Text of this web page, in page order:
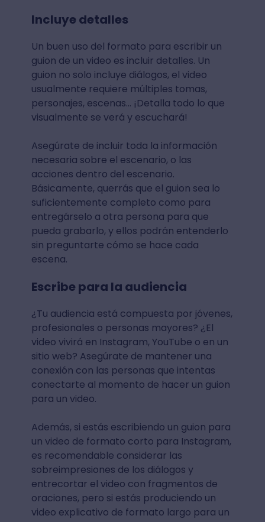
Incluye detalles
Un buen uso del formato para escribir un
guion de un video es incluir detalles. Un
guion no solo incluye diálogos, el video
usualmente requiere múltiples tomas,
personajes, escenas… ¡Detalla todo lo que
visualmente se verá y escuchará!
Asegúrate de incluir toda la información
necesaria sobre el escenario, o las
acciones dentro del escenario.
Básicamente, querrás que el guion sea lo
suficientemente completo como para
entregárselo a otra persona para que
pueda grabarlo, y ellos podrán entenderlo
sin preguntarte cómo se hace cada
escena.
Escribe para la audiencia
¿Tu audiencia está compuesta por jóvenes,
profesionales o personas mayores? ¿El
video vivirá en Instagram, YouTube o en un
sitio web? Asegúrate de mantener una
conexión con las personas que intentas
conectarte al momento de hacer un guion
para un video.
Además, si estás escribiendo un guion para
un video de formato corto para Instagram,
es recomendable considerar las
sobreimpresiones de los diálogos y
entrecortar el video con fragmentos de
oraciones, pero si estás produciendo un
video explicativo de formato largo para un